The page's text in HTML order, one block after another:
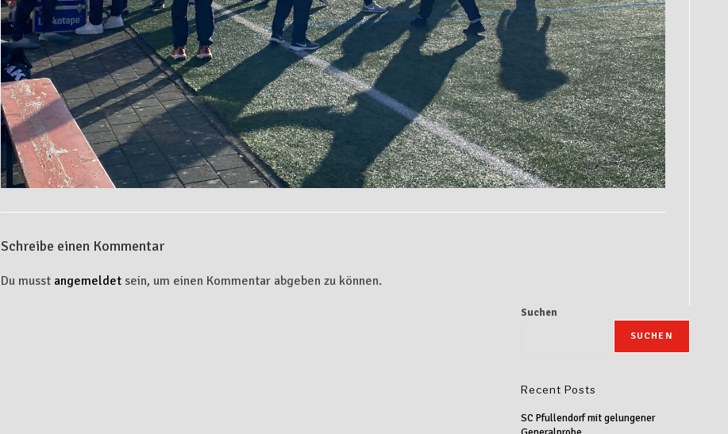
Schreibe einen Kommentar
Du musst angemeldet sein, um einen Kommentar abgeben zu können.
Suchen
SUCHEN
Recent Posts
SC Pfullendorf mit gelungener